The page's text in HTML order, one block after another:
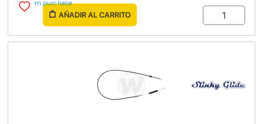
from purchase
AÑADIR AL CARRITO